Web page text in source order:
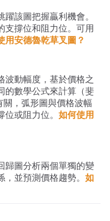
該圖把握贏利機會。
支撐位和阻力位。可用
用安德魯乾草叉圖？
波動幅度，基於價格之
的數學公式來計算（斐
，弧形圖與價格波幅
或阻力位。 如何使用
歸圖分析兩個單獨的變
並預測價格趨勢。 如